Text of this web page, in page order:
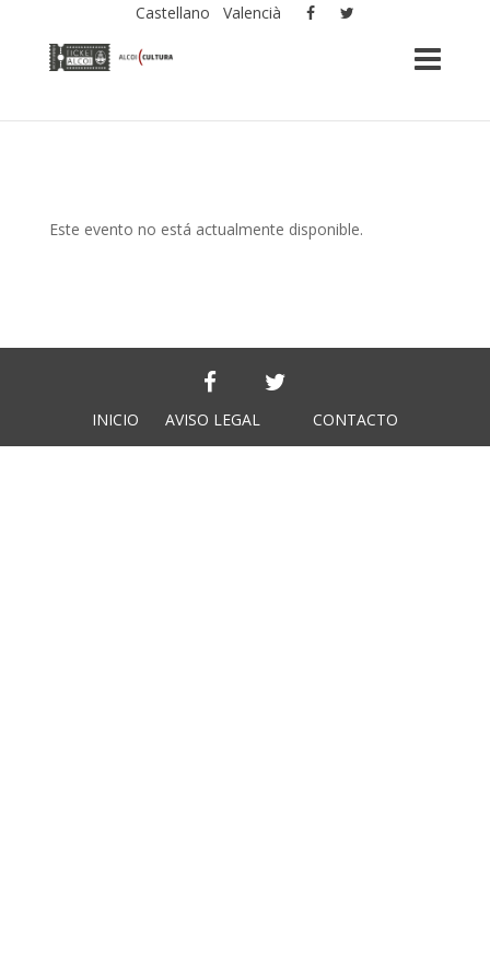
Castellano Valencià
Este evento no está actualmente disponible.
INICIO AVISO LEGAL CONTACTO